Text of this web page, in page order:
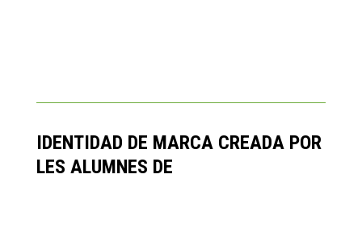
IDENTIDAD DE MARCA CREADA POR
LES ALUMNES DE